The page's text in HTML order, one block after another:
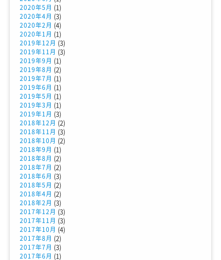
2020年5月 (1)
2020年4月 (3)
2020年2月 (4)
2020年1月 (1)
2019年12月 (3)
2019年11月 (3)
2019年9月 (1)
2019年8月 (2)
2019年7月 (1)
2019年6月 (1)
2019年5月 (1)
2019年3月 (1)
2019年1月 (3)
2018年12月 (2)
2018年11月 (3)
2018年10月 (2)
2018年9月 (1)
2018年8月 (2)
2018年7月 (2)
2018年6月 (3)
2018年5月 (2)
2018年4月 (2)
2018年2月 (3)
2017年12月 (3)
2017年11月 (3)
2017年10月 (4)
2017年8月 (2)
2017年7月 (3)
2017年6月 (1)